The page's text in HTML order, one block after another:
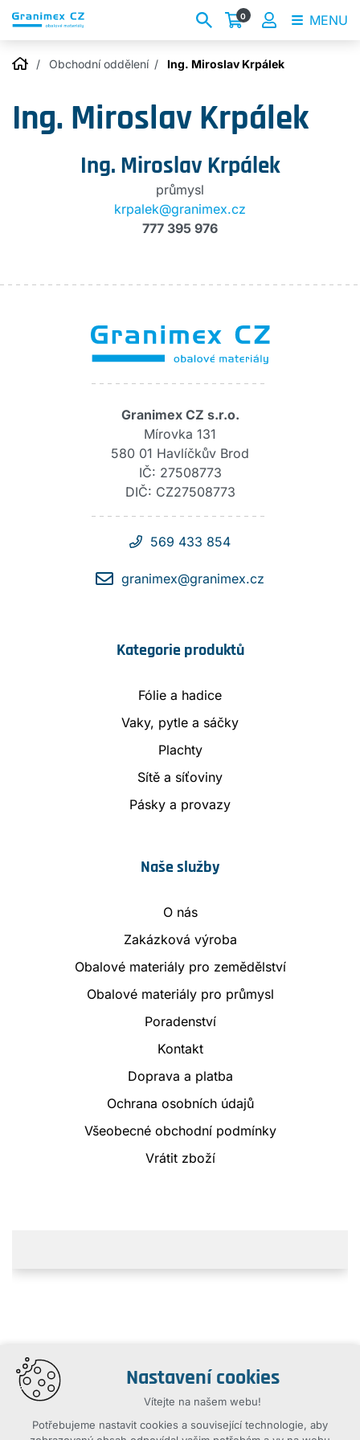
Obchodní oddělení Ing. Miroslav Krpálek
Ing. Miroslav Krpálek
Ing. Miroslav Krpálek
průmysl
krpalek@granimex.cz
777 395 976
Granimex CZ s.r.o.
Mírovka 131
580 01 Havlíčkův Brod
IČ: 27508773
DIČ: CZ27508773
569 433 854
granimex@granimex.cz
Kategorie produktů
Fólie a hadice
Vaky, pytle a sáčky
Plachty
Sítě a síťoviny
Pásky a provazy
Naše služby
O nás
Zakázková výroba
Obalové materiály pro zemědělství
Obalové materiály pro průmysl
Poradenství
Kontakt
Doprava a platba
Ochrana osobních údajů
Všeobecné obchodní podmínky
Vrátit zboží
0 MENU
Nastavení cookies
Vítejte na našem webu!
Potřebujeme nastavit cookies a související technologie, aby